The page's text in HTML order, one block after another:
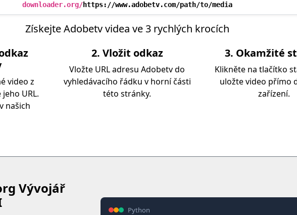
downloader.org/https://www.adobetv.com/path/to/media
Získejte Adobetv videa ve 3 rychlých krocích
video z
URL.
našich
2. Vložit odkaz
Vložte URL adresu Adobetv do
vyhledávacího řádku v horní části
této stránky.
3. Okamžité
Klikněte na tlačítko
uložte video přímo
zařízení.
Vývojář
Python